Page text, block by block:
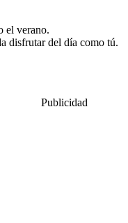
el verano.
disfrutar del día como tú.
Publicidad